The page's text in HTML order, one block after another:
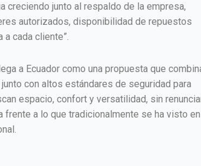
creciendo junto al respaldo de la empresa,
autorizados, disponibilidad de repuestos
cada cliente”.
a Ecuador como una propuesta que
con altos estándares de seguridad para
espacio, confort y versatilidad, sin
a lo que tradicionalmente se ha visto en